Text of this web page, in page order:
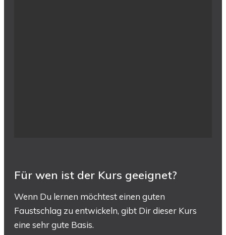
Für wen ist der Kurs geeignet?
Wenn Du lernen möchtest einen guten
Faustschlag zu entwickeln, gibt Dir dieser Kurs
eine sehr gute Basis.